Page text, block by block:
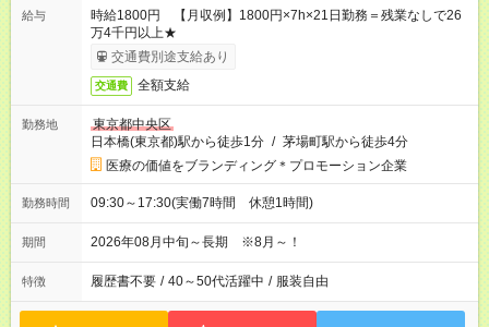
給与
時給1800円 【月収例】1800円×7h×21日勤務＝残業なしで26
万4千円以上★
交通費別途支給あり
交通費 全額支給
勤務地
東京都中央区
日本橋(東京都)駅から徒歩1分 / 茅場町駅から徒歩4分
医療の価値をブランディング＊プロモーション企業
勤務時間 09:30～17:30(実働7時間 休憩1時間)
期間 2026年08月中旬～長期 ※8月～！
特徴 履歴書不要 / 40～50代活躍中 / 服装自由